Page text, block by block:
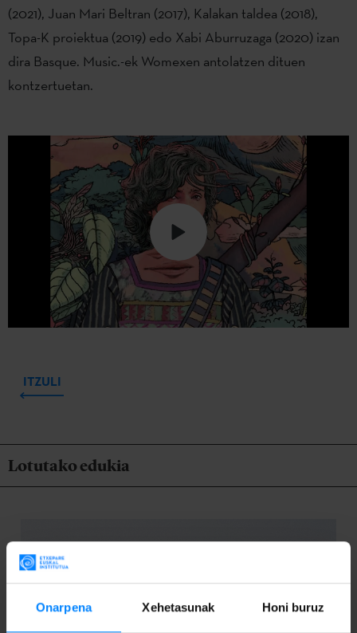
Onarpena Xehetasunak Honi buruz
(2021), Juan Mari Beltran (2017), Kalakan taldea (2018),
Topa-K proiektua (2019) edo Xabi Aburruzaga (2020) izan
dira Basque. Music.-ek Womexen antolatzen dituen
kontzertuetan.
ITZULI
Lotutako edukia